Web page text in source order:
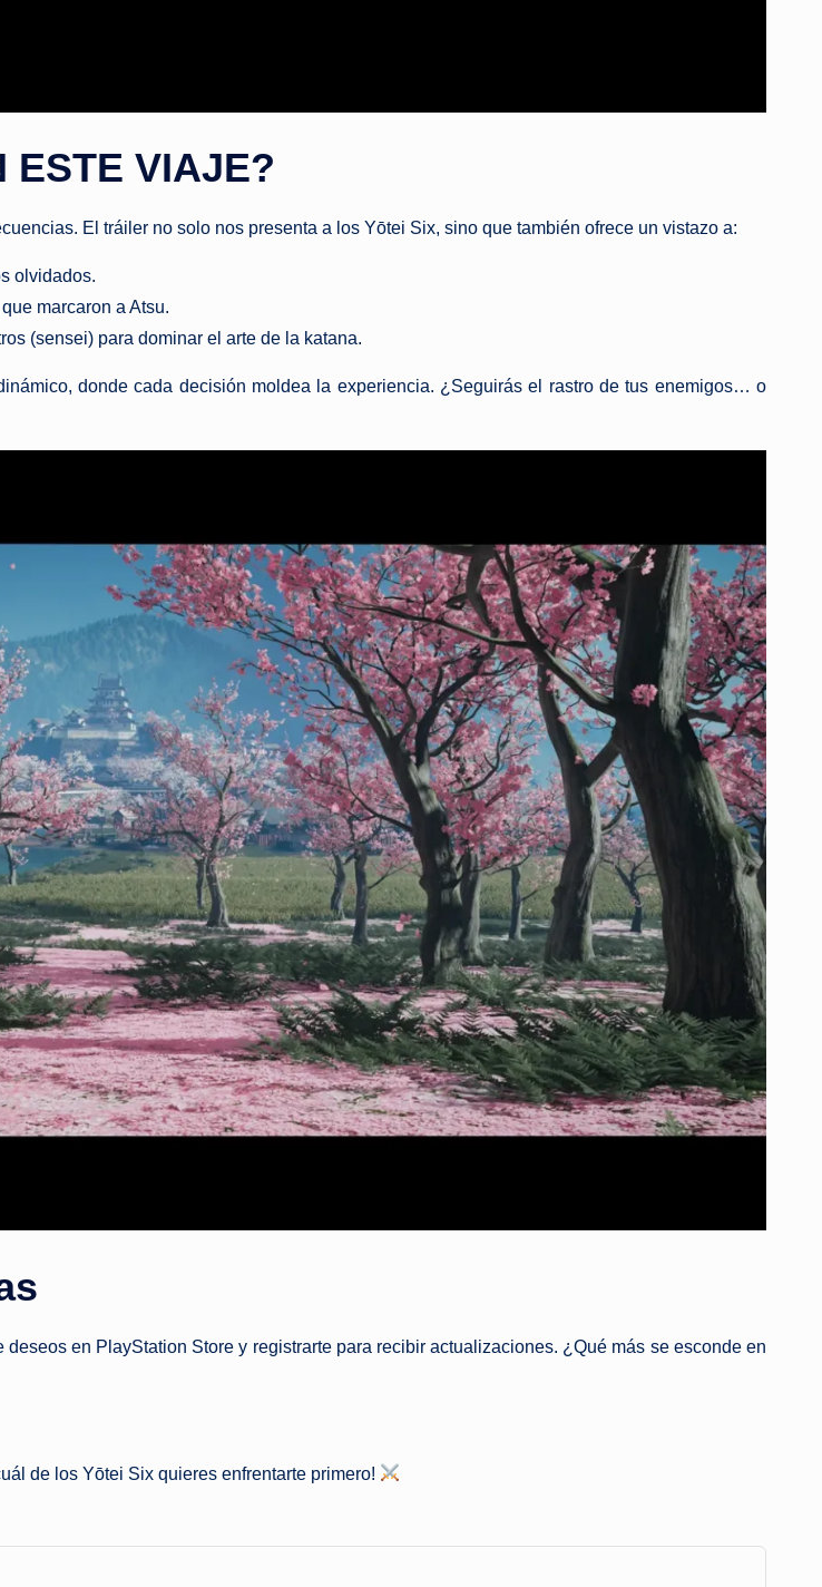
ESTE VIAJE?
El tráiler no solo nos presenta a los Yōtei Six, sino que también ofrece un vistazo a:
olvidados.
marcaron a Atsu.
(sensei) para dominar el arte de la katana.
donde cada decisión moldea la experiencia. ¿Seguirás el rastro de tus enemigos… o
en PlayStation Store y registrarte para recibir actualizaciones. ¿Qué más se esconde en
de los Yōtei Six quieres enfrentarte primero!